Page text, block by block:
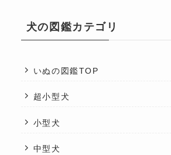
犬の図鑑カテゴリ
いぬの図鑑TOP
超小型犬
小型犬
中型犬